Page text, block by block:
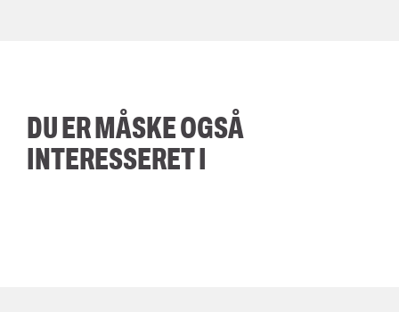
DU ER MÅSKE OGSÅ
INTERESSERET I